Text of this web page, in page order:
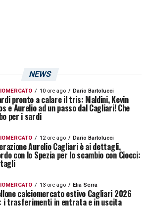
–«Sempre lo stesso:
e cercare di raggiungere
senza affanni».
grado di spendere decine se
milioni di euro, chissà. Ma
solida come quella di
non credo possa ambire a
NEWS
10 ore ago Dario Bartolucci
pronto a calare il tris: Maldini, Kevin
e Aurelio ad un passo dal Cagliari! Che
per i sardi
12 ore ago Dario Bartolucci
Aurelio Cagliari è ai dettagli,
con lo Spezia per lo scambio con Ciocci:
13 ore ago Elia Serra
calciomercato estivo Cagliari 2026
i trasferimenti in entrata e in uscita